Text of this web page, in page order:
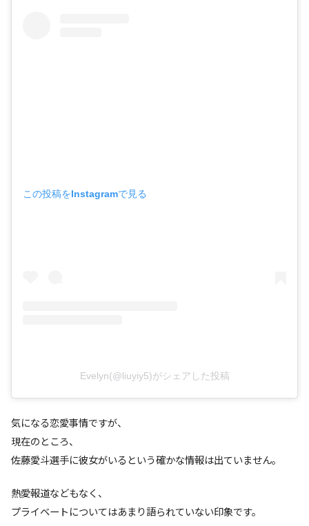
この投稿をInstagramで見る
Evelyn(@liuyiy5)がシェアした投稿
気になる恋愛事情ですが、
現在のところ、
佐藤愛斗選手に彼女がいるという確かな情報は出ていません。
熱愛報道などもなく、
プライベートについてはあまり語られていない印象です。